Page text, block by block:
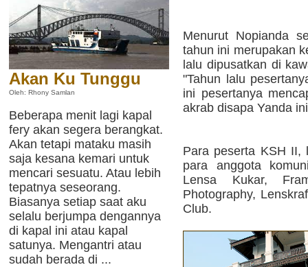
Akan Ku Tunggu
Oleh: Rhony Samlan
Beberapa menit lagi kapal
fery akan segera berangkat.
Akan tetapi mataku masih
saja kesana kemari untuk
mencari sesuatu. Atau lebih
tepatnya seseorang.
Biasanya setiap saat aku
selalu berjumpa dengannya
di kapal ini atau kapal
satunya. Mengantri atau
sudah berada di ...
Menurut Nopianda
tahun ini merupakan
lalu dipusatkan di
"Tahun lalu
ini pesertanya
akrab disapa Yanda
Para peserta KSH II,
para anggota
Lensa Kukar,
Photography,
Club.